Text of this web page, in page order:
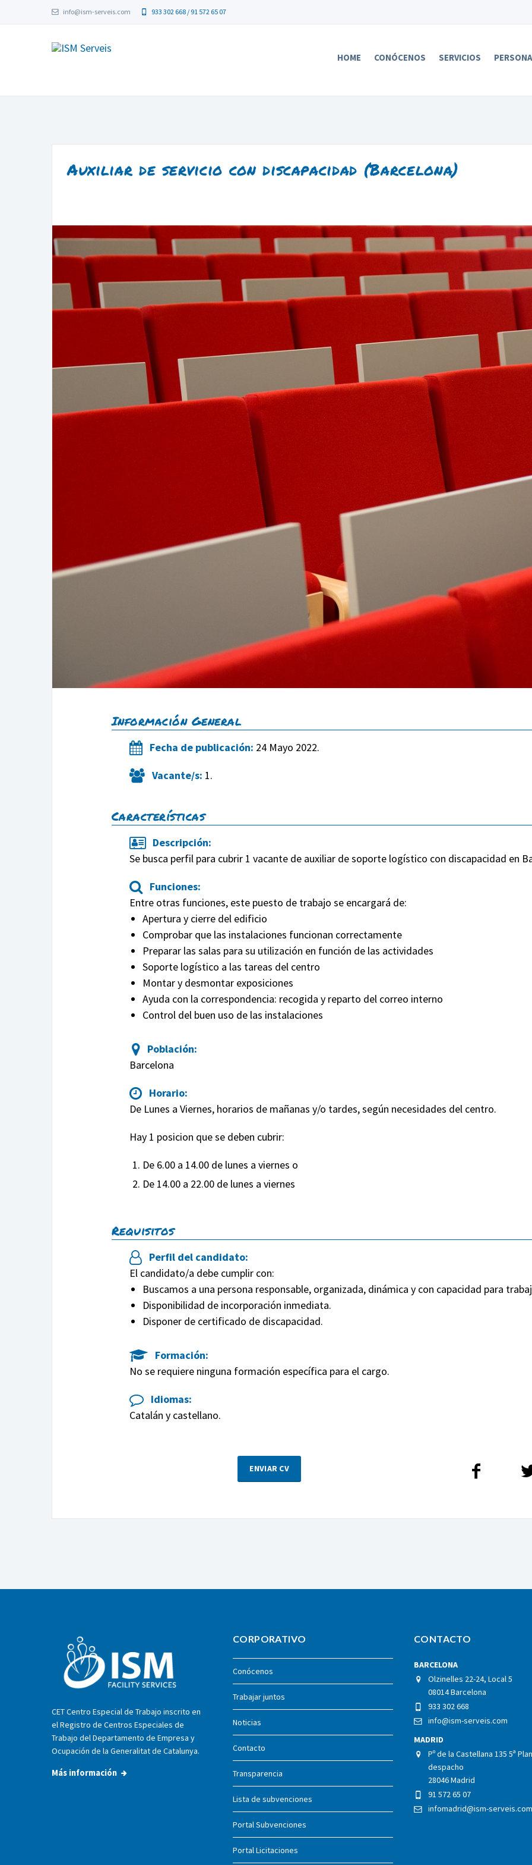
info@ism-serveis.com 933 302 668 / 91 572 65 07
HOME CONÓCENOS SERVICIOS
Auxiliar de servicio con discapacidad (Barcelona)
Información General
Fecha de publicación: 24 Mayo 2022.
Vacante/s: 1.
Características
Descripción:
Se busca perfil para cubrir 1 vacante de auxiliar de soporte logístico con discapacidad en
Funciones:
Entre otras funciones, este puesto de trabajo se encargará de:
Apertura y cierre del edificio
Comprobar que las instalaciones funcionan correctamente
Preparar las salas para su utilización en función de las actividades
Soporte logístico a las tareas del centro
Montar y desmontar exposiciones
Ayuda con la correspondencia: recogida y reparto del correo interno
Control del buen uso de las instalaciones
Población:
Barcelona
Horario:
De Lunes a Viernes, horarios de mañanas y/o tardes, según necesidades del centro.
Hay 1 posicion que se deben cubrir:
De 6.00 a 14.00 de lunes a viernes o
De 14.00 a 22.00 de lunes a viernes
Requisitos
Perfil del candidato:
El candidato/a debe cumplir con:
Buscamos a una persona responsable, organizada, dinámica y con capacidad para
Disponibilidad de incorporación inmediata.
Disponer de certificado de discapacidad.
Formación:
No se requiere ninguna formación específica para el cargo.
Idiomas:
Catalán y castellano.
ENVIAR CV
CET Centro Especial de Trabajo inscrito en
el Registro de Centros Especiales de
Trabajo del Departamento de Empresa y
Ocupación de la Generalitat de Catalunya.
Más información
CORPORATIVO
Conócenos
Trabajar juntos
Noticias
Contacto
Transparencia
Lista de subvenciones
Portal Subvenciones
Portal Licitaciones
CONTACTO
BARCELONA
Olzinelles 22-24, Local 5
08014 Barcelona
933 302 668
info@ism-serveis.com
MADRID
Pº de la Castellana 135 5ª
despacho
28046 Madrid
91 572 65 07
infomadrid@ism-serveis.com